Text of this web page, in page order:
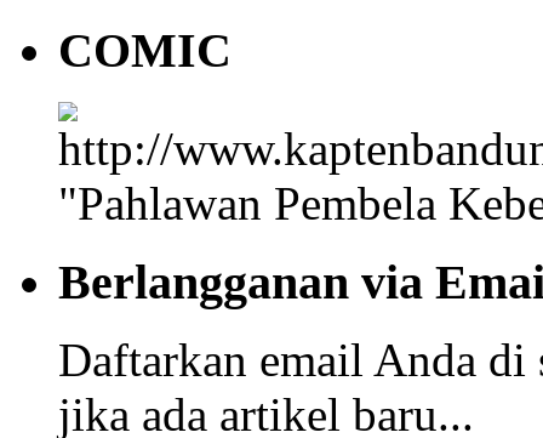
COMIC
"Pahlawan Pembela
Berlangganan via
Daftarkan email Anda
jika ada artikel baru...